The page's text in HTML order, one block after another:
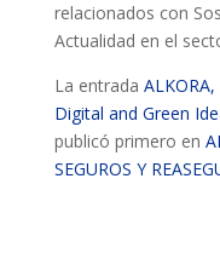
relacionados con
Actualidad en el
La entrada
Digital and Green
publicó primero en
SEGUROS Y